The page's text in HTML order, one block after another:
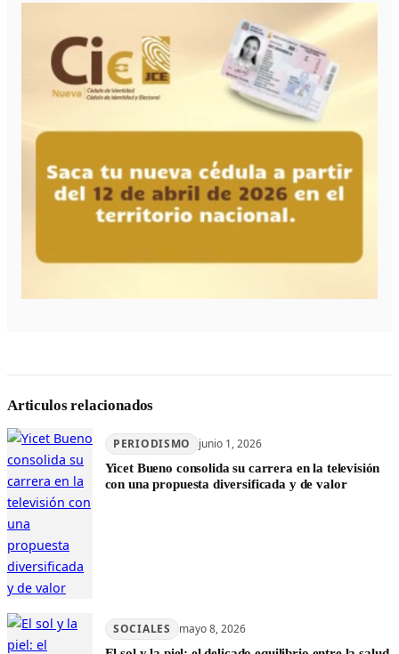
Articulos relacionados
PERIODISMO junio 1, 2026
Yicet Bueno consolida su carrera en la televisión
con una propuesta diversificada y de valor
SOCIALES mayo 8, 2026